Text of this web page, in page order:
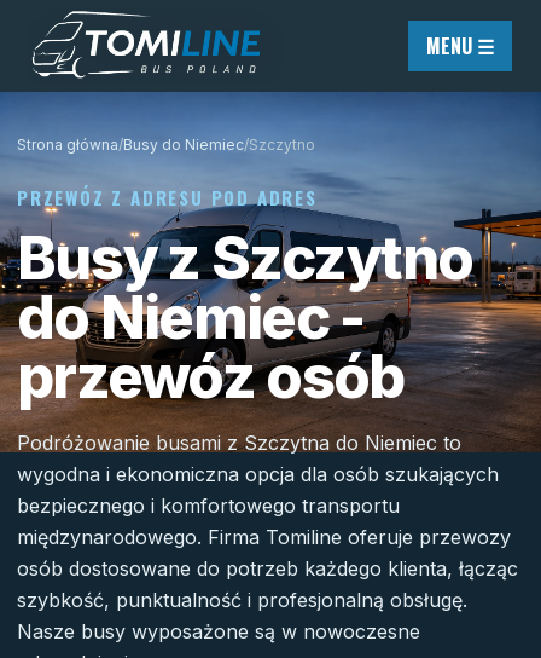
Przejdź do treści
MENU ☰
Strona główna/Busy do Niemiec/Szczytno
PRZEWÓZ Z ADRESU POD ADRES
Busy z Szczytno
do Niemiec -
przewóz osób
Podróżowanie busami z Szczytna do Niemiec to
wygodna i ekonomiczna opcja dla osób szukających
bezpiecznego i komfortowego transportu
międzynarodowego. Firma Tomiline oferuje przewozy
osób dostosowane do potrzeb każdego klienta, łącząc
szybkość, punktualność i profesjonalną obsługę.
Nasze busy wyposażone są w nowoczesne